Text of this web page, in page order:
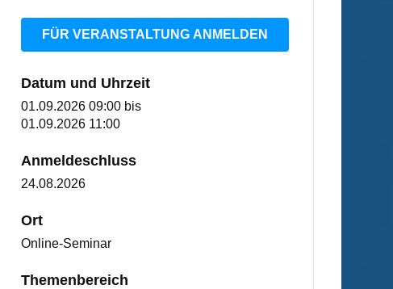
FÜR VERANSTALTUNG ANMELDEN
Datum und Uhrzeit
01.09.2026 09:00 bis
01.09.2026 11:00
Anmeldeschluss
24.08.2026
Ort
Online-Seminar
Themenbereich